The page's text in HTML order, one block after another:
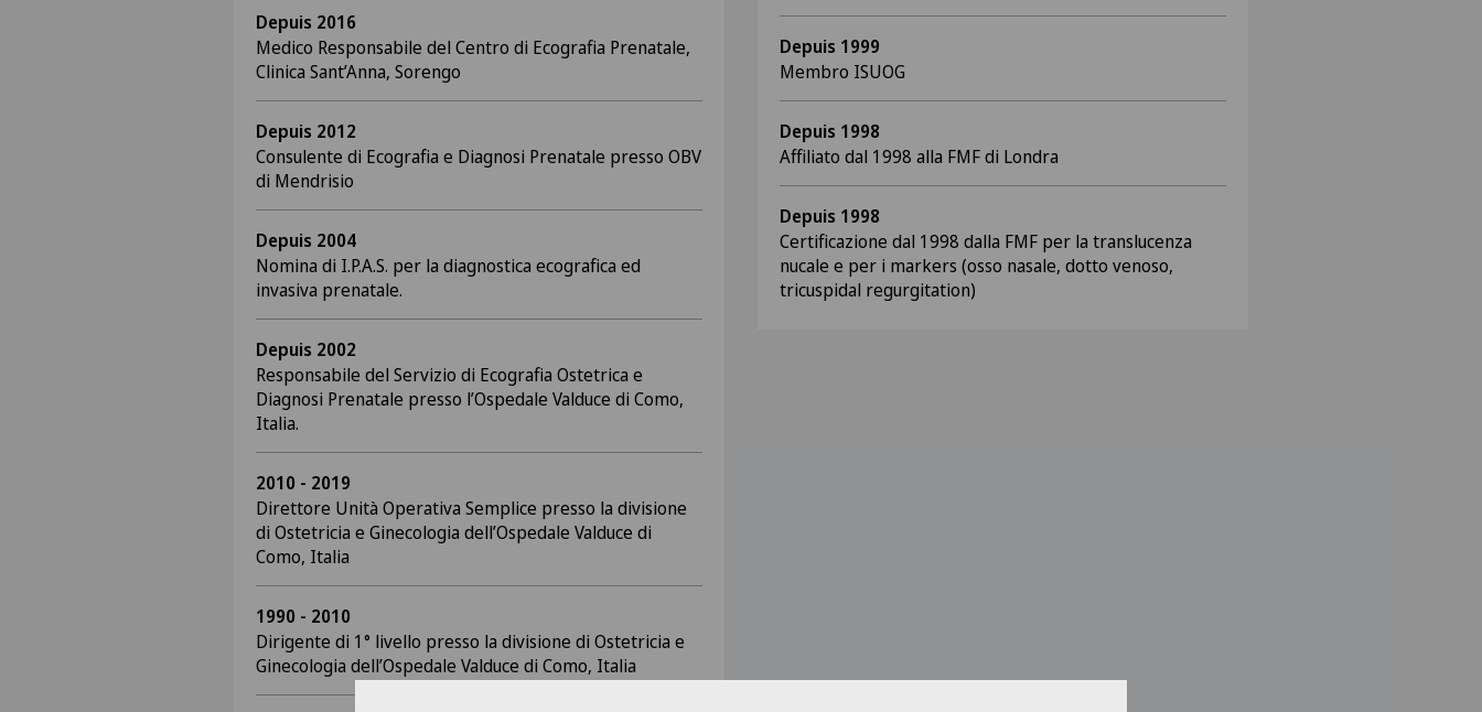
Depuis 2016
Medico Responsabile del Centro di Ecografia Prenatale,
Clinica Sant’Anna, Sorengo
Depuis 2012
Consulente di Ecografia e Diagnosi Prenatale presso OBV
di Mendrisio
Depuis 2004
Nomina di I.P.A.S. per la diagnostica ecografica ed
invasiva prenatale.
Depuis 2002
Responsabile del Servizio di Ecografia Ostetrica e
Diagnosi Prenatale presso l’Ospedale Valduce di Como,
Italia.
2010 - 2019
Direttore Unità Operativa Semplice presso la divisione
di Ostetricia e Ginecologia dell’Ospedale Valduce di
Como, Italia
1990 - 2010
Dirigente di 1° livello presso la divisione di Ostetricia e
Ginecologia dell’Ospedale Valduce di Como, Italia
Depuis 1999
Membro ISUOG
Depuis 1998
Affiliato dal 1998 alla FMF di Londra
Depuis 1998
Certificazione dal 1998 dalla FMF per la translucenza
nucale e per i markers (osso nasale, dotto venoso,
tricuspidal regurgitation)